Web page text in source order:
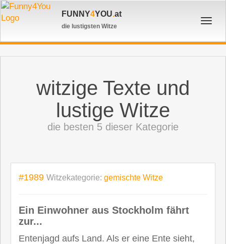
FUNNY4YOU.at
die lustigsten Witze
witzige Texte und
lustige Witze
die besten 5 dieser Kategorie
#1989 Witzekategorie: gemischte Witze
Ein Einwohner aus Stockholm fährt
zur...
Entenjagd aufs Land. Als er eine Ente sieht,